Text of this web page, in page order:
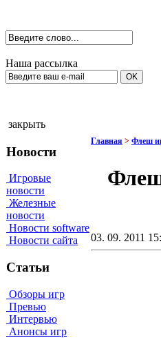
Наша рассылка
закрыть
Новости
Игровые
новости
Железные
новости
Новости software
Новости сайта
Статьи
Обзоры игр
Превью
Интервью
Анонсы игр
Главная > Флеш
03. 09. 2011